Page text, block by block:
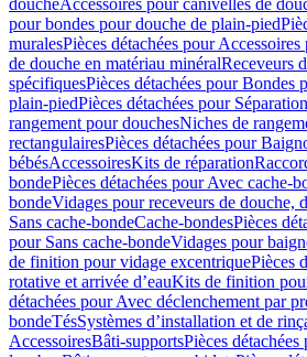
doucheAccessoires pour canivelles de
pour bondes pour douche de plain-pied
muralesPièces détachées pour
de douche en matériau minéralReceveurs
spécifiquesPièces détachées pour Bondes
plain-piedPièces détachées pour
rangement pour douchesNiches de
rectangulairesPièces détachées pour
bébésAccessoiresKits de réparation
bondePièces détachées pour Avec cache-
bondeVidages pour receveurs de douche,
Sans cache-bondeCache-bondesPièces
pour Sans cache-bondeVidages pour
de finition pour vidage excentriquePièces
rotative et arrivée d’eauKits de finition
détachées pour Avec déclenchement par
bondeTésSystèmes d’installation et de
AccessoiresBâti-supportsPièces